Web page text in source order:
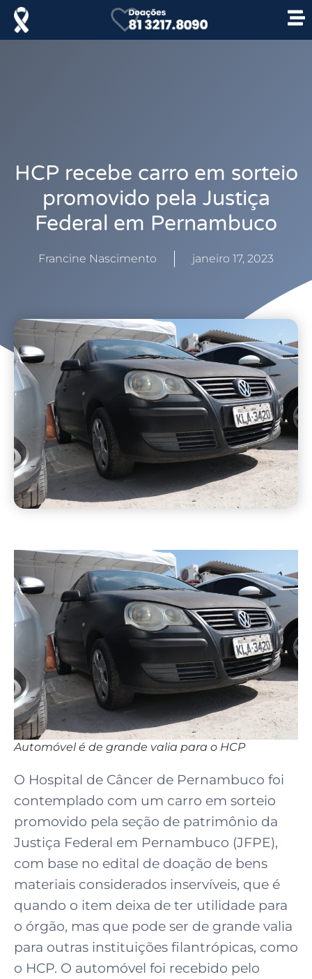
HCP recebe carro em sorteio
promovido pela Justiça
Federal em Pernambuco
Francine Nascimento janeiro 17, 2023
Automóvel é de grande valia para o HCP
O Hospital de Câncer de Pernambuco foi
contemplado com um carro em sorteio
promovido pela seção de patrimônio da
Justiça Federal em Pernambuco (JFPE),
com base no edital de doação de bens
materiais considerados inservíveis, que é
quando o item deixa de ter utilidade para
o órgão, mas que pode ser de grande valia
para outras instituições filantrópicas, como
o HCP. O automóvel foi recebido pelo